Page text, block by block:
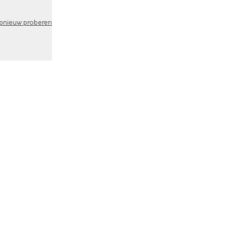
proberen